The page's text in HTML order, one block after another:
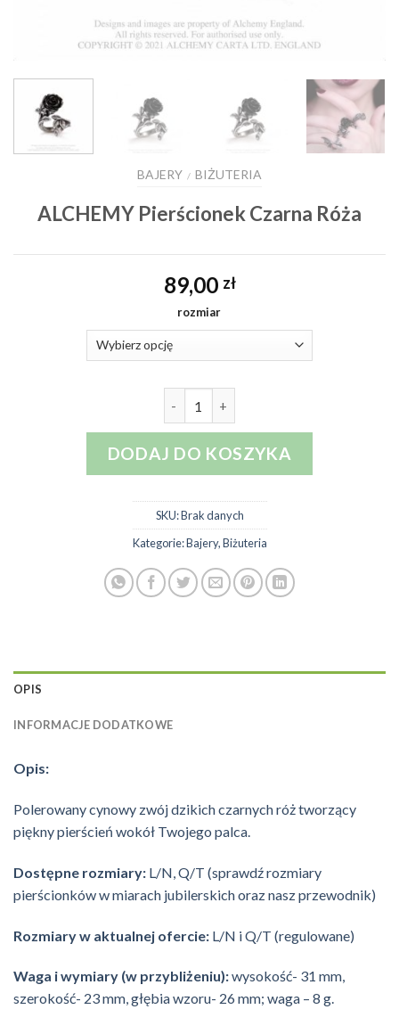
BAJERY / BIŻUTERIA
ALCHEMY Pierścionek Czarna Róża
89,00 zł
rozmiar
DODAJ DO KOSZYKA
SKU:Brak danych
Kategorie:Bajery,Biżuteria
OPIS
INFORMACJE DODATKOWE
Opis:
Polerowany cynowy zwój dzikich czarnych róż tworzący
piękny pierścień wokół Twojego palca.
Dostępne rozmiary: L/N, Q/T (sprawdź rozmiary
pierścionków w miarach jubilerskich oraz nasz przewodnik)
Rozmiary w aktualnej ofercie: L/N i Q/T (regulowane)
Waga i wymiary (w przybliżeniu):wysokość- 31 mm,
szerokość- 23 mm, głębia wzoru- 26 mm; waga – 8 g.